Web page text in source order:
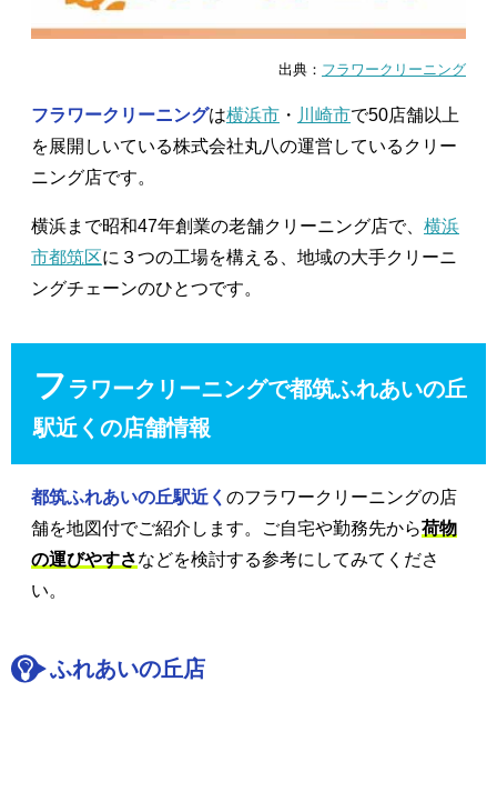
出典： フラワークリーニング
フラワークリーニングは横浜市 ・ 川崎市で50店舗以上
を展開しいている株式会社丸八の運営しているクリー
ニング店です。
横浜まで昭和47年創業の老舗クリーニング店で、 横浜
市都筑区に３つの工場を構える、地域の大手クリーニ
ングチェーンのひとつです。
フ ラワークリーニングで都筑ふれあいの丘
駅近くの店舗情報
都筑ふれあいの丘駅近く のフラワークリーニングの店
舗を地図付でご紹介します。ご自宅や勤務先から荷物
の運びやすさなどを検討する参考にしてみてくださ
い。
ふれあいの丘店